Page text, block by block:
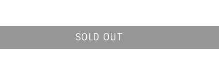
SOLD OUT